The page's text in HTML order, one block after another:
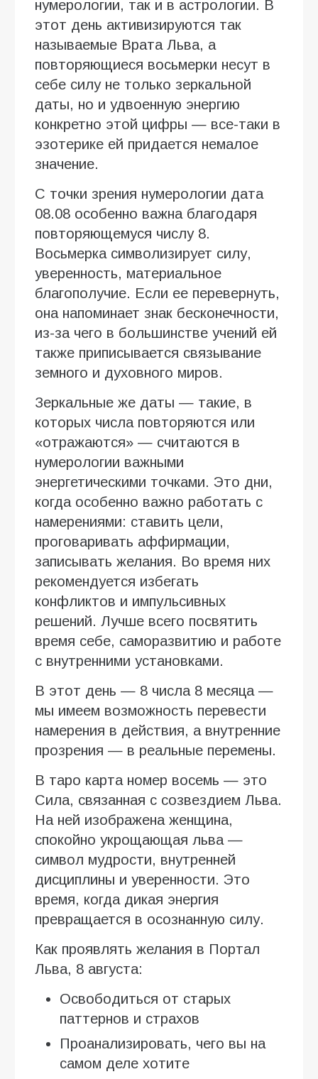
нумерологии, так и в астрологии. В
этот день активизируются так
называемые Врата Льва, а
повторяющиеся восьмерки несут в
себе силу не только зеркальной
даты, но и удвоенную энергию
конкретно этой цифры — все-таки в
эзотерике ей придается немалое
значение.
С точки зрения нумерологии дата
08.08 особенно важна благодаря
повторяющемуся числу 8.
Восьмерка символизирует силу,
уверенность, материальное
благополучие. Если ее перевернуть,
она напоминает знак бесконечности,
из-за чего в большинстве учений ей
также приписывается связывание
земного и духовного миров.
Зеркальные же даты — такие, в
которых числа повторяются или
«отражаются» — считаются в
нумерологии важными
энергетическими точками. Это дни,
когда особенно важно работать с
намерениями: ставить цели,
проговаривать аффирмации,
записывать желания. Во время них
рекомендуется избегать
конфликтов и импульсивных
решений. Лучше всего посвятить
время себе, саморазвитию и работе
с внутренними установками.
В этот день — 8 числа 8 месяца —
мы имеем возможность перевести
намерения в действия, а внутренние
прозрения — в реальные перемены.
В таро карта номер восемь — это
Сила, связанная с созвездием Льва.
На ней изображена женщина,
спокойно укрощающая льва —
символ мудрости, внутренней
дисциплины и уверенности. Это
время, когда дикая энергия
превращается в осознанную силу.
Как проявлять желания в Портал
Льва, 8 августа:
Освободиться от старых
паттернов и страхов
Проанализировать, чего вы на
самом деле хотите